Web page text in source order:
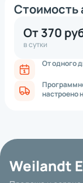
Стоимость
От 370
в сутки
От одного
настроено
Weilandt